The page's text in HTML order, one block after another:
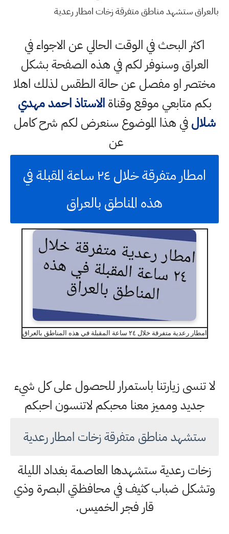
بالعراق ستشهد مناطق متفرقة زخات امطار رعدية
اكثر البحث في الوقت الحالي عن الاجواء في
العراق وسنوفر لكم في هذه الصفحة بشكل
مختصر او مفصل عن حالة الطقس لذلك اهلا
بكم متابعي موقع وقناةالاستاذ احمد مهدي
شلالفي هذا الموضوع سنعرض لكم شرح كامل
عن
امطار متفرقة خلال ٢٤ ساعة المقبلة في
هذه المناطق بالعراق
امطار رعدية متفرقة خلال ٢٤ ساعة المقبلة في هذه المناطق بالعراق
لا تنسى زيارتنا باستمرار للحصول على كل شيء
جديد ومميز معنا محبكم لاتنسون احبكم
ستشهد مناطق متفرقة زخات امطار رعدية
زخات رعدية ستشهدها العاصمة بغداد الليلة
وتشكل ضباب كثيف في محافظتي البصرة وذي
قار فجر الخميس.